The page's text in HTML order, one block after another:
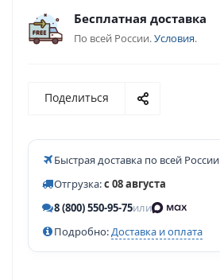
Бесплатная доставка
По всей России.Условия.
Поделиться
Быстрая доставка по всей России
Отгрузка:с 08 августа
8 (800) 550-95-75или
Подробно:Доставка и оплата